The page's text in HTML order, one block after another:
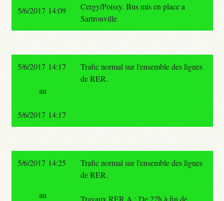
Cergy/Poissy. Bus mis en place a
Sartrouville
5/6/2017 14:09
5/6/2017 14:17
Trafic normal sur l'ensemble des lignes
de RER.
au
5/6/2017 14:17
5/6/2017 14:25
Trafic normal sur l'ensemble des lignes
de RER.
Travaux RER A : De 22h à fin de
au